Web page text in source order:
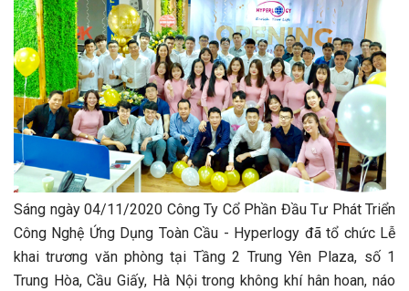
Sáng ngày 04/11/2020 Công Ty Cổ Phần Đầu Tư Phát Triển
Công Nghệ Ứng Dụng Toàn Cầu - Hyperlogy đã tổ chức Lễ
khai trương văn phòng tại Tầng 2 Trung Yên Plaza, số 1
Trung Hòa, Cầu Giấy, Hà Nội trong không khí hân hoan, náo